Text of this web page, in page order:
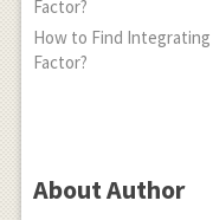
How to Find Integrating
Factor?
About Author